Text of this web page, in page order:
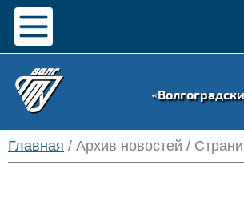
Главная / Архив новостей /